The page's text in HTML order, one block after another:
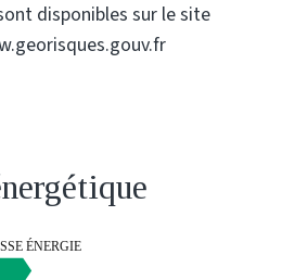
disponibles sur le site